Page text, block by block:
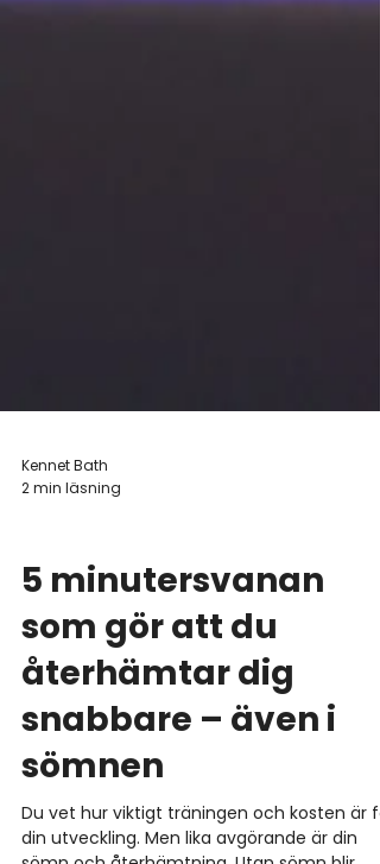
Sömn
5 minutersvanan
som gör att du
återhämtar dig
snabbare – även i
sömnen